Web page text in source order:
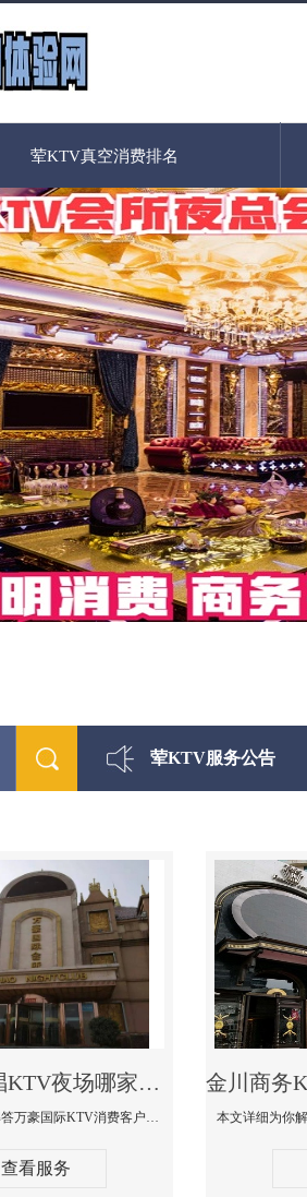
荤KTV真空消费排名
荤KTV服务公告
金川摸摸唱KTV夜场哪家好玩开放-万豪国际KTV消费客户点评
本文详细为你解答万豪国际KTV消费客户点评，更多关于摸摸唱KTV夜场哪家好玩开放咨询1312 0333301微信同步！
查看服务